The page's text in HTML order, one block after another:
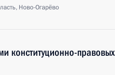
Ново-Огарёво
конституционно-правовых